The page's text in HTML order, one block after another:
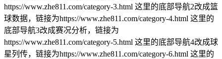
https://www.zhe811.com/category-3.html 这里的底部导航2改成篮
球数据，链接为https://www.zhe811.com/category-4.html 这里的
底部导航3改成赛况分析，链接为
https://www.zhe811.com/category-5.html 这里的底部导航4改成球
星列传，链接为https://www.zhe811.com/category-6.html 这里的